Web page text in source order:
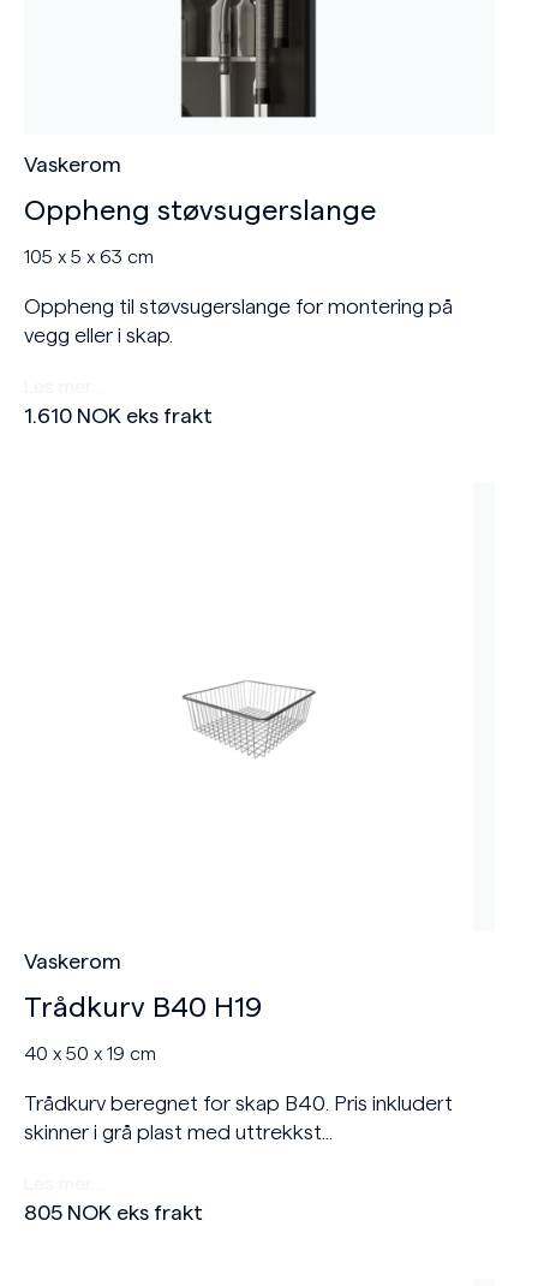
Vaskerom
Oppheng støvsugerslange
105 x 5 x 63 cm
Oppheng til støvsugerslange for montering på
vegg eller i skap.
1.610 NOK eks frakt
Vaskerom
Trådkurv B40 H19
40 x 50 x 19 cm
Trådkurv beregnet for skap B40. Pris inkludert
skinner i grå plast med uttrekkst...
805 NOK eks frakt